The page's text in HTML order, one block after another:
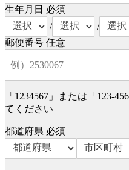
生年月日 必須
/
/
郵便番号 任意
「1234567」または「123-
てください
都道府県 必須